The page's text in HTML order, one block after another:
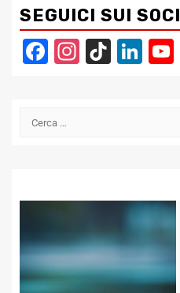
SEGUICI SUI
Facebook
Instagram
TikTok
Ricerca